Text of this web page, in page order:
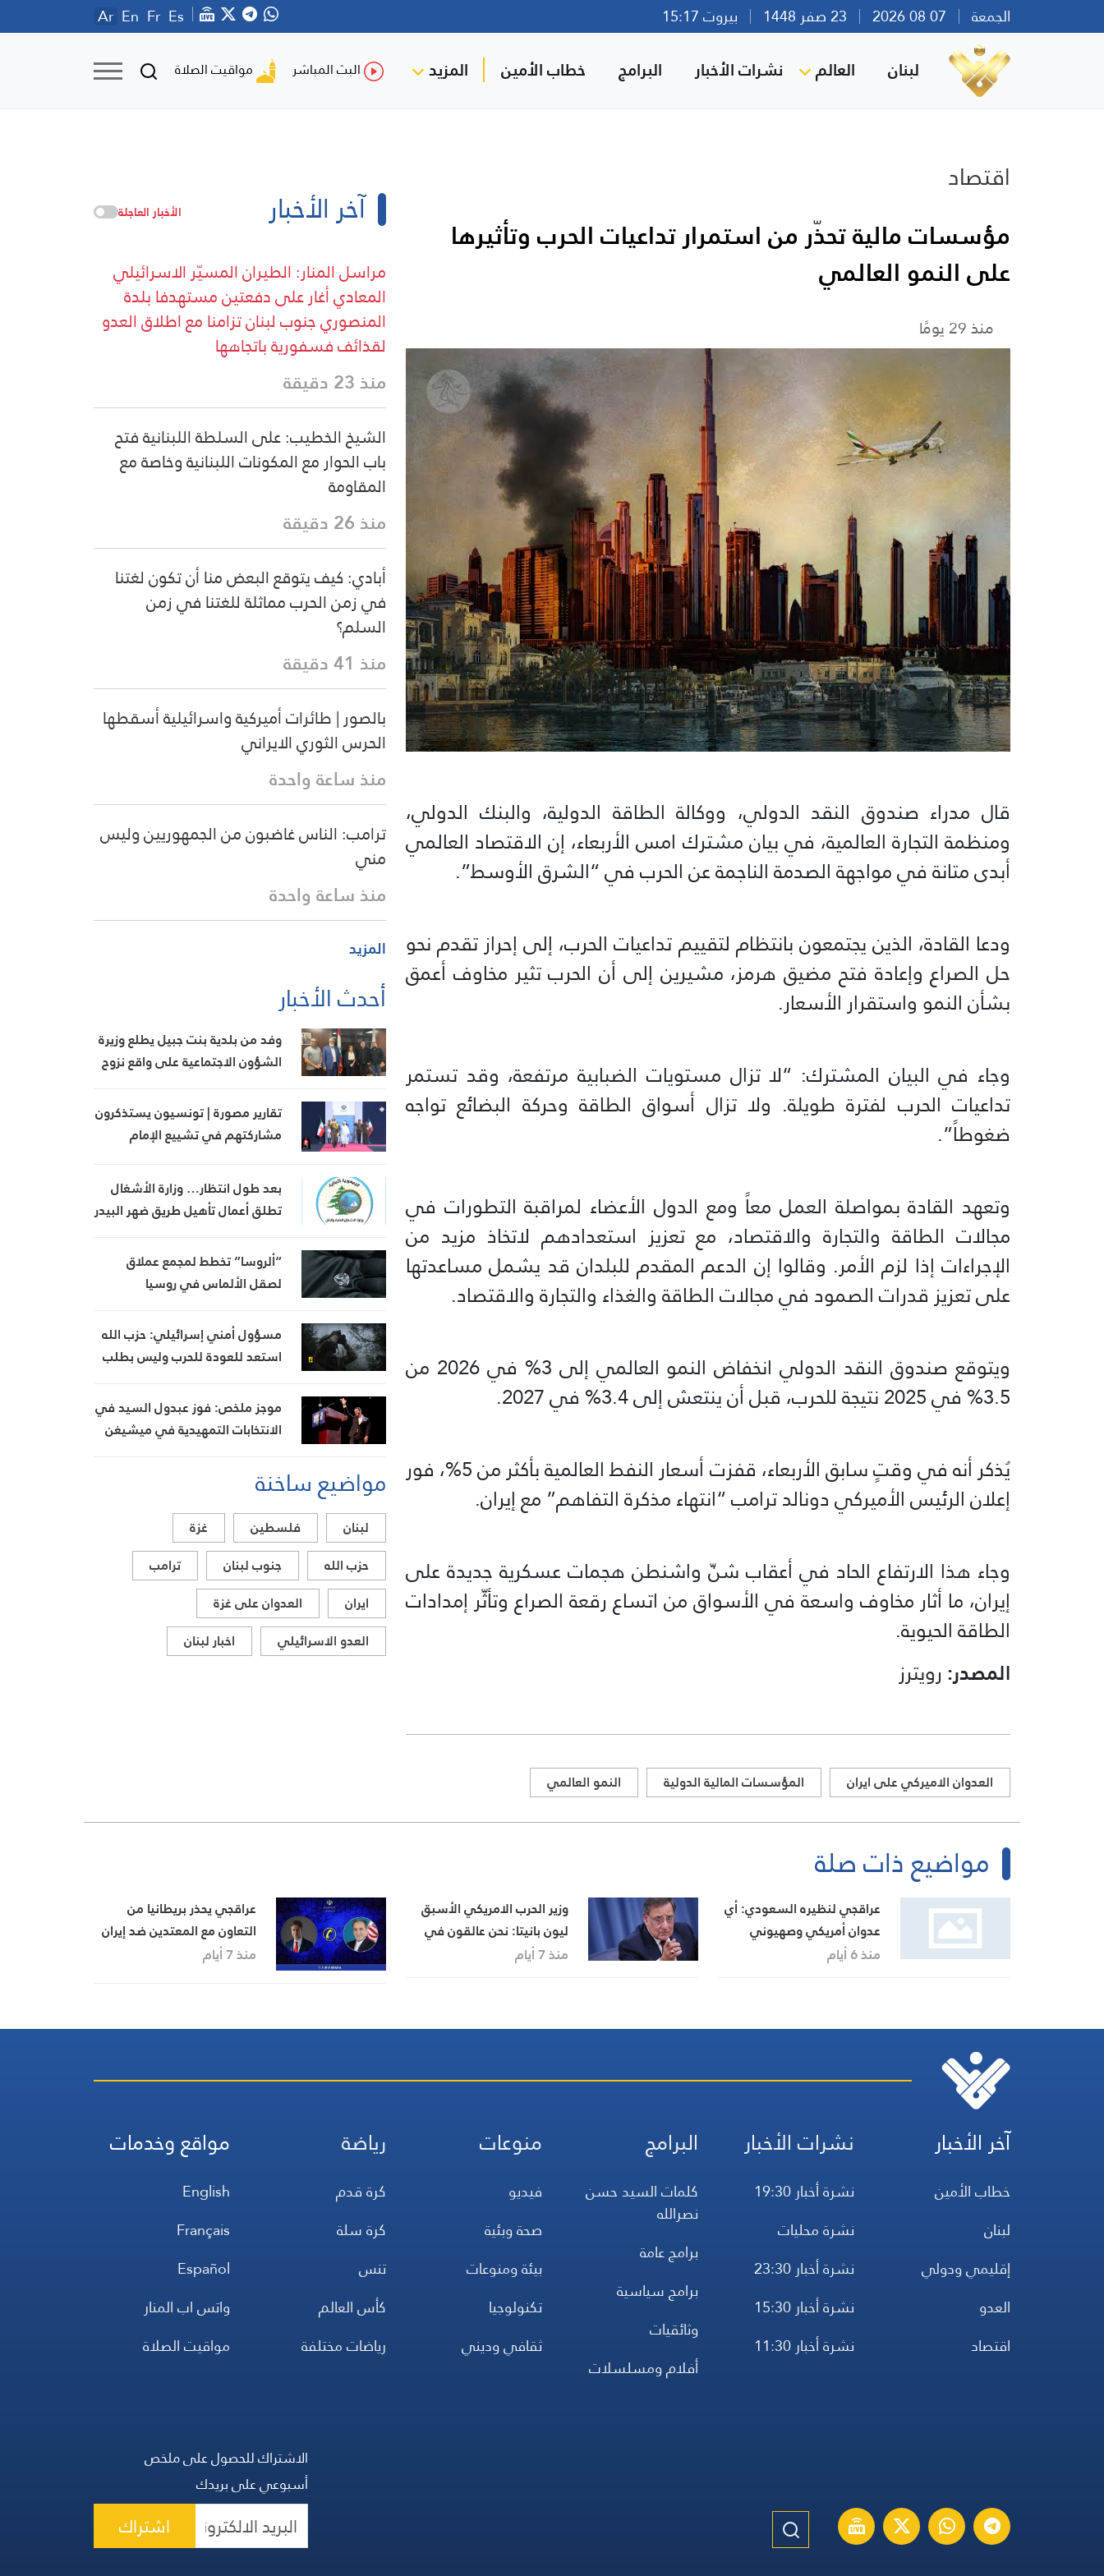
الجمعة بيروت 15:17 Ar En Fr Es
لبنان العالم نشرات الأخبار البرامج خطاب الأمين المزيد البث المباشر مواقيت الصلاة
اقتصاد
مؤسسات مالية تحذّر من استمرار تداعيات الحرب وتأثيرها
على النمو العالمي
منذ 29 يومًا
قال مدراء صندوق النقد الدولي، ووكالة الطاقة الدولية، والبنك الدولي،
ومنظمة التجارة العالمية، في بيان مشترك امس الأربعاء، إن الاقتصاد العالمي
أبدى متانة في مواجهة الصدمة الناجمة عن الحرب في “الشرق الأوسط”.
ودعا القادة، الذين يجتمعون بانتظام لتقييم تداعيات الحرب، إلى إحراز تقدم نحو
حل الصراع وإعادة فتح مضيق هرمز، مشيرين إلى أن الحرب تثير مخاوف أعمق
بشأن النمو واستقرار الأسعار.
وجاء في البيان المشترك: “لا تزال مستويات الضبابية مرتفعة، وقد تستمر
تداعيات الحرب لفترة طويلة. ولا تزال أسواق الطاقة وحركة البضائع تواجه
ضغوطاً”.
وتعهد القادة بمواصلة العمل ‌معاً ⁠ومع الدول الأعضاء لمراقبة التطورات في
مجالات الطاقة والتجارة والاقتصاد، مع تعزيز استعدادهم لاتخاذ مزيد من
الإجراءات إذا لزم الأمر. وقالوا إن ⁠الدعم المقدم للبلدان قد يشمل مساعدتها
على تعزيز قدرات الصمود في مجالات الطاقة والغذاء والتجارة والاقتصاد.
ويتوقع ⁠صندوق النقد الدولي انخفاض النمو العالمي إلى 3% في 2026 من
⁠3.5% في 2025 نتيجة للحرب، قبل أن ينتعش إلى 3.4% في 2027.
يُذكر أنه في وقتٍ سابق الأربعاء، قفزت أسعار النفط العالمية بأكثر من 5%، فور
إعلان الرئيس الأميركي دونالد ترامب “انتهاء مذكرة التفاهم” مع إيران.
وجاء هذا الارتفاع الحاد في أعقاب شنّ واشنطن هجمات عسكرية جديدة على
إيران، ما أثار مخاوف واسعة في الأسواق من اتساع رقعة الصراع وتأثّر إمدادات
الطاقة الحيوية.
المصدر: رويترز
العدوان الاميركي على ايران المؤسسات المالية الدولية النمو العالمي
آخر الأخبار الأخبار العاجلة
مراسل المنار: الطيران المسيّر الاسرائيلي
المعادي أغار على دفعتين مستهدفا بلدة
المنصوري جنوب لبنان تزامنا مع اطلاق العدو
لقذائف فسفورية باتجاهها
منذ 23 دقيقة
الشيخ الخطيب: على السلطة اللبنانية فتح
باب الحوار مع المكونات اللبنانية وخاصة مع
المقاومة
منذ 26 دقيقة
أبادي: كيف يتوقع البعض منا أن تكون لغتنا
في زمن الحرب مماثلة للغتنا في زمن
السلم؟
منذ 41 دقيقة
بالصور | طائرات أميركية واسرائيلية أسقطها
الحرس الثوري الايراني
منذ ساعة واحدة
ترامب: الناس غاضبون من الجمهوريين وليس
مني
منذ ساعة واحدة
المزيد
أحدث الأخبار
وفد من بلدية بنت جبيل يطلع وزيرة
الشؤون الاجتماعية على واقع نزوح
تقارير مصورة | تونسيون يستذكرون
مشاركتهم في تشييع الإمام
بعد طول انتظار… وزارة الأشغال
تطلق أعمال تأهيل طريق ضهر البيدر
“ألروسا” تخطط لمجمع عملاق
لصقل الألماس في روسيا
مسؤول أمني إسرائيلي: حزب الله
استعد للعودة للحرب وليس بطلب
موجز ملخص: فوز عبدول السيد في
الانتخابات التمهيدية في ميشيغن
مواضيع ساخنة
لبنان فلسطين
غزة
حزب الله
جنوب لبنان
ترامب
ايران
العدوان على غزة
العدو الاسرائيلي
اخبار لبنان
مواضيع ذات صلة
عراقجي لنظيره السعودي: أي
عدوان أمريكي وصهيوني
سيواجه برّد حاسم من القوات
منذ 6 أيام
وزير الحرب الامريكي الأسبق
ليون بانيتا: نحن عالقون في
حرب لا يمكن الانتصار فيها
منذ 7 أيام
عراقجي يحذر بريطانيا من
التعاون مع المعتدين ضد إيران
منذ 7 أيام
آخر الأخبار
خطاب الأمين
لبنان
إقليمي ودولي
العدو
اقتصاد
نشرات الأخبار
نشرة أخبار 19:30
نشرة محليات
نشرة أخبار 23:30
نشرة أخبار 15:30
نشرة أخبار 11:30
البرامج
كلمات السيد حسن
نصرالله
برامج عامة
برامج سياسية
وثائقيات
أفلام ومسلسلات
منوعات
فيديو
صحة وبئية
بيئة ومنوعات
تكنولوجيا
ثقافي وديني
رياضة
كرة قدم
كرة سلة
تنس
كأس العالم
رياضات مختلفة
مواقع وخدمات
English
Français
Español
واتس اب المنار
مواقيت الصلاة
الاشتراك للحصول على ملخص
أسبوعي على بريدك
اشتراك